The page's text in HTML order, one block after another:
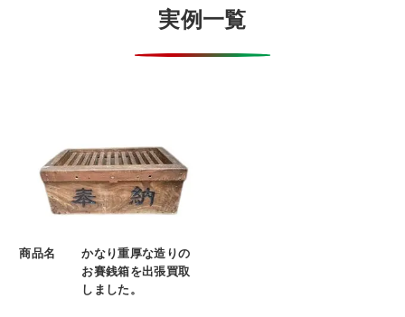
実例一覧
商品名
かなり重厚な造りの
お賽銭箱を出張買取
しました。